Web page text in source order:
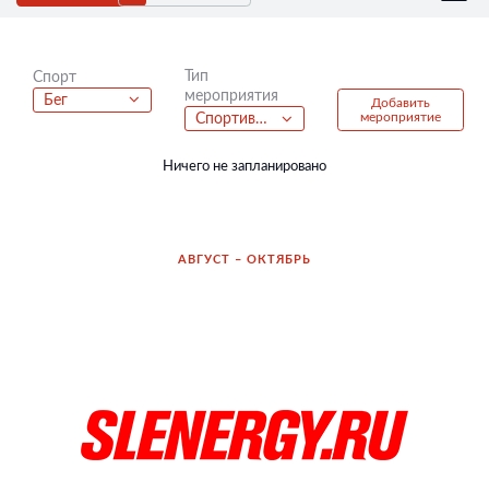
Спорт
Бег
Тип
мероприятия
Спортивно-развлекательная вечеринка
Добавить
мероприятие
Ничего не запланировано
АВГУСТ – ОКТЯБРЬ